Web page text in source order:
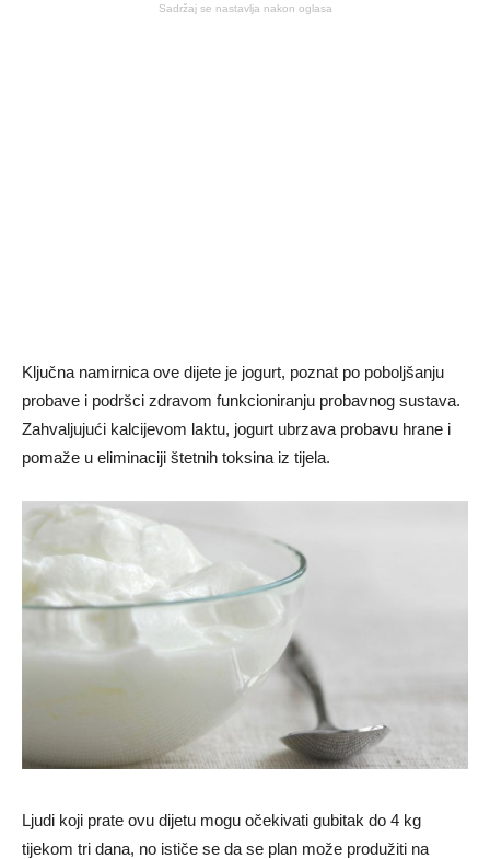
Sadržaj se nastavlja nakon oglasa
Ključna namirnica ove dijete je jogurt, poznat po poboljšanju
probave i podršci zdravom funkcioniranju probavnog sustava.
Zahvaljujući kalcijevom laktu, jogurt ubrzava probavu hrane i
pomaže u eliminaciji štetnih toksina iz tijela.
Ljudi koji prate ovu dijetu mogu očekivati gubitak do 4 kg
tijekom tri dana, no ističe se da se plan može produžiti na